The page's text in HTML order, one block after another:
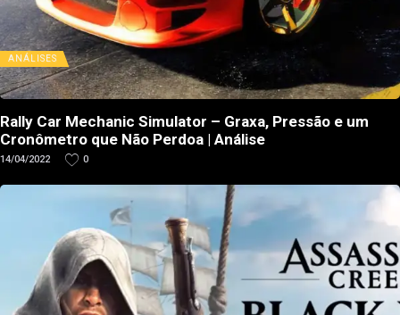
ANÁLISES
Rally Car Mechanic Simulator – Graxa, Pressão e um
Cronômetro que Não Perdoa | Análise
14/04/2022 0